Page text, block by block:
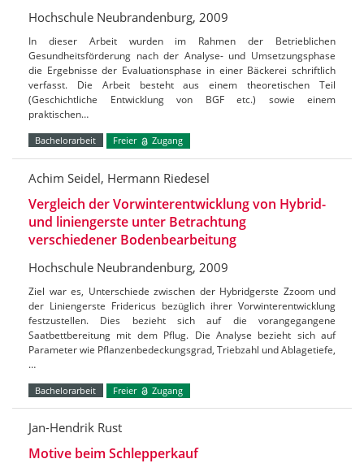
Hochschule Neubrandenburg, 2009
In dieser Arbeit wurden im Rahmen der Betrieblichen
Gesundheitsförderung nach der Analyse- und Umsetzungsphase
die Ergebnisse der Evaluationsphase in einer Bäckerei schriftlich
verfasst. Die Arbeit besteht aus einem theoretischen Teil
(Geschichtliche Entwicklung von BGF etc.) sowie einem
praktischen…
Bachelorarbeit Freier Zugang
Achim Seidel, Hermann Riedesel
Vergleich der Vorwinterentwicklung von Hybrid-
und liniengerste unter Betrachtung
verschiedener Bodenbearbeitung
Hochschule Neubrandenburg, 2009
Ziel war es, Unterschiede zwischen der Hybridgerste Zzoom und
der Liniengerste Fridericus bezüglich ihrer Vorwinterentwicklung
festzustellen. Dies bezieht sich auf die vorangegangene
Saatbettbereitung mit dem Pflug. Die Analyse bezieht sich auf
Parameter wie Pflanzenbedeckungsgrad, Triebzahl und Ablagetiefe,
…
Bachelorarbeit Freier Zugang
Jan-Hendrik Rust
Motive beim Schlepperkauf